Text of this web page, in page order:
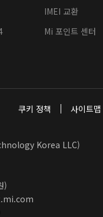
IMEI 교환
Mi 포인트 센터
쿠키 정책 사이트맵
Korea LLC)
)